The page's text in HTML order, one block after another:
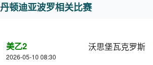
丹顿迪亚波罗相关比赛
美乙2
2026-05-10 08:30
沃思堡瓦克罗斯